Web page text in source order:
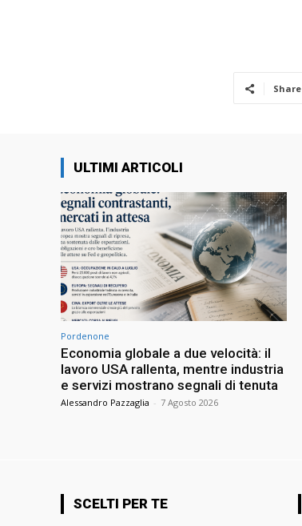
Share
ULTIMI ARTICOLI
Pordenone
Economia globale a due velocità: il
lavoro USA rallenta, mentre industria
e servizi mostrano segnali di tenuta
Alessandro Pazzaglia - 7 Agosto 2026
SCELTI PER TE